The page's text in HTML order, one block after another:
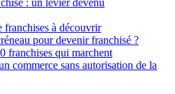
: un levier devenu
franchises à découvrir
pour devenir franchisé ?
franchises qui marchent
commerce sans autorisation de la